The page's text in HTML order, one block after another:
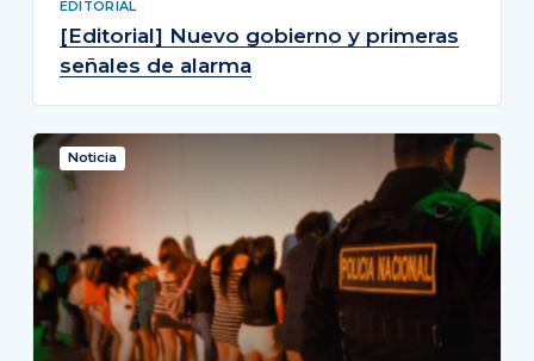
EDITORIAL
[Editorial] Nuevo gobierno y primeras
señales de alarma
Noticia